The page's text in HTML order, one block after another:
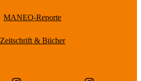
MANEO-Reporte
Zeitschrift & Bücher